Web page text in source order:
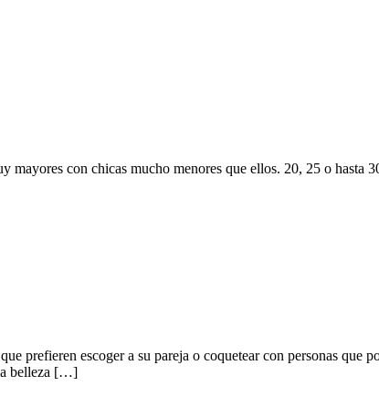
con chicas mucho menores que ellos. 20, 25 o hasta
prefieren escoger a su pareja o coquetear con personas que
la belleza […]